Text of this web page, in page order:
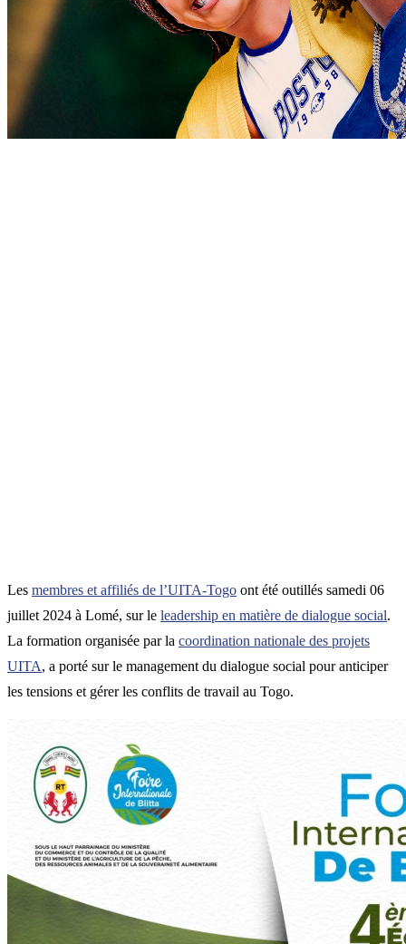
Les membres et affiliés de l’UITA-Togo ont été outillés samedi 06
juillet 2024 à Lomé, sur le leadership en matière de dialogue social.
La formation organisée par la coordination nationale des projets
UITA, a porté sur le management du dialogue social pour anticiper
les tensions et gérer les conflits de travail au Togo.